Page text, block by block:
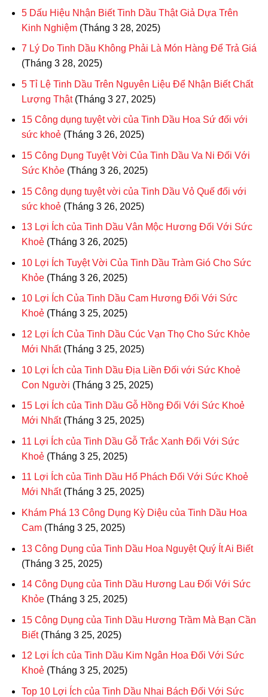
5 Dấu Hiệu Nhận Biết Tinh Dầu Thật Giả Dựa Trên
Kinh Nghiệm (Tháng 3 28, 2025)
7 Lý Do Tinh Dầu Không Phải Là Món Hàng Để Trả Giá
(Tháng 3 28, 2025)
5 Tỉ Lệ Tinh Dầu Trên Nguyên Liệu Để Nhận Biết Chất
Lượng Thật (Tháng 3 27, 2025)
15 Công dụng tuyệt vời của Tinh Dầu Hoa Sứ đối với
sức khoẻ (Tháng 3 26, 2025)
15 Công Dụng Tuyệt Vời Của Tinh Dầu Va Ni Đối Với
Sức Khỏe (Tháng 3 26, 2025)
15 Công dụng tuyệt vời của Tinh Dầu Vỏ Quế đối với
sức khoẻ (Tháng 3 26, 2025)
13 Lợi Ích của Tinh Dầu Vân Mộc Hương Đối Với Sức
Khoẻ (Tháng 3 26, 2025)
10 Lợi Ích Tuyệt Vời Của Tinh Dầu Tràm Gió Cho Sức
Khỏe (Tháng 3 26, 2025)
10 Lợi Ích Của Tinh Dầu Cam Hương Đối Với Sức
Khoẻ (Tháng 3 25, 2025)
12 Lợi Ích Của Tinh Dầu Cúc Vạn Thọ Cho Sức Khỏe
Mới Nhất (Tháng 3 25, 2025)
10 Lợi Ích của Tinh Dầu Địa Liền Đối với Sức Khoẻ
Con Người (Tháng 3 25, 2025)
15 Lợi Ích của Tinh Dầu Gỗ Hồng Đối Với Sức Khoẻ
Mới Nhất (Tháng 3 25, 2025)
11 Lợi Ích của Tinh Dầu Gỗ Trắc Xanh Đối Với Sức
Khoẻ (Tháng 3 25, 2025)
11 Lợi Ích của Tinh Dầu Hổ Phách Đối Với Sức Khoẻ
Mới Nhất (Tháng 3 25, 2025)
Khám Phá 13 Công Dụng Kỳ Diệu của Tinh Dầu Hoa
Cam (Tháng 3 25, 2025)
13 Công Dụng của Tinh Dầu Hoa Nguyệt Quý Ít Ai Biết
(Tháng 3 25, 2025)
14 Công Dụng của Tinh Dầu Hương Lau Đối Với Sức
Khỏe (Tháng 3 25, 2025)
15 Công Dụng của Tinh Dầu Hương Trầm Mà Bạn Cần
Biết (Tháng 3 25, 2025)
12 Lợi Ích của Tinh Dầu Kim Ngân Hoa Đối Với Sức
Khoẻ (Tháng 3 25, 2025)
Top 10 Lợi Ích của Tinh Dầu Nhai Bách Đối Với Sức